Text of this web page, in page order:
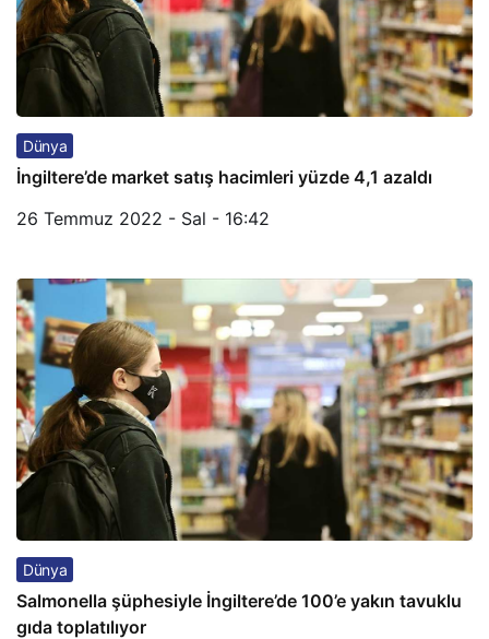
Dünya
İngiltere’de market satış hacimleri yüzde 4,1 azaldı
26 Temmuz 2022 - Sal - 16:42
Dünya
Salmonella şüphesiyle İngiltere’de 100’e yakın tavuklu
gıda toplatılıyor